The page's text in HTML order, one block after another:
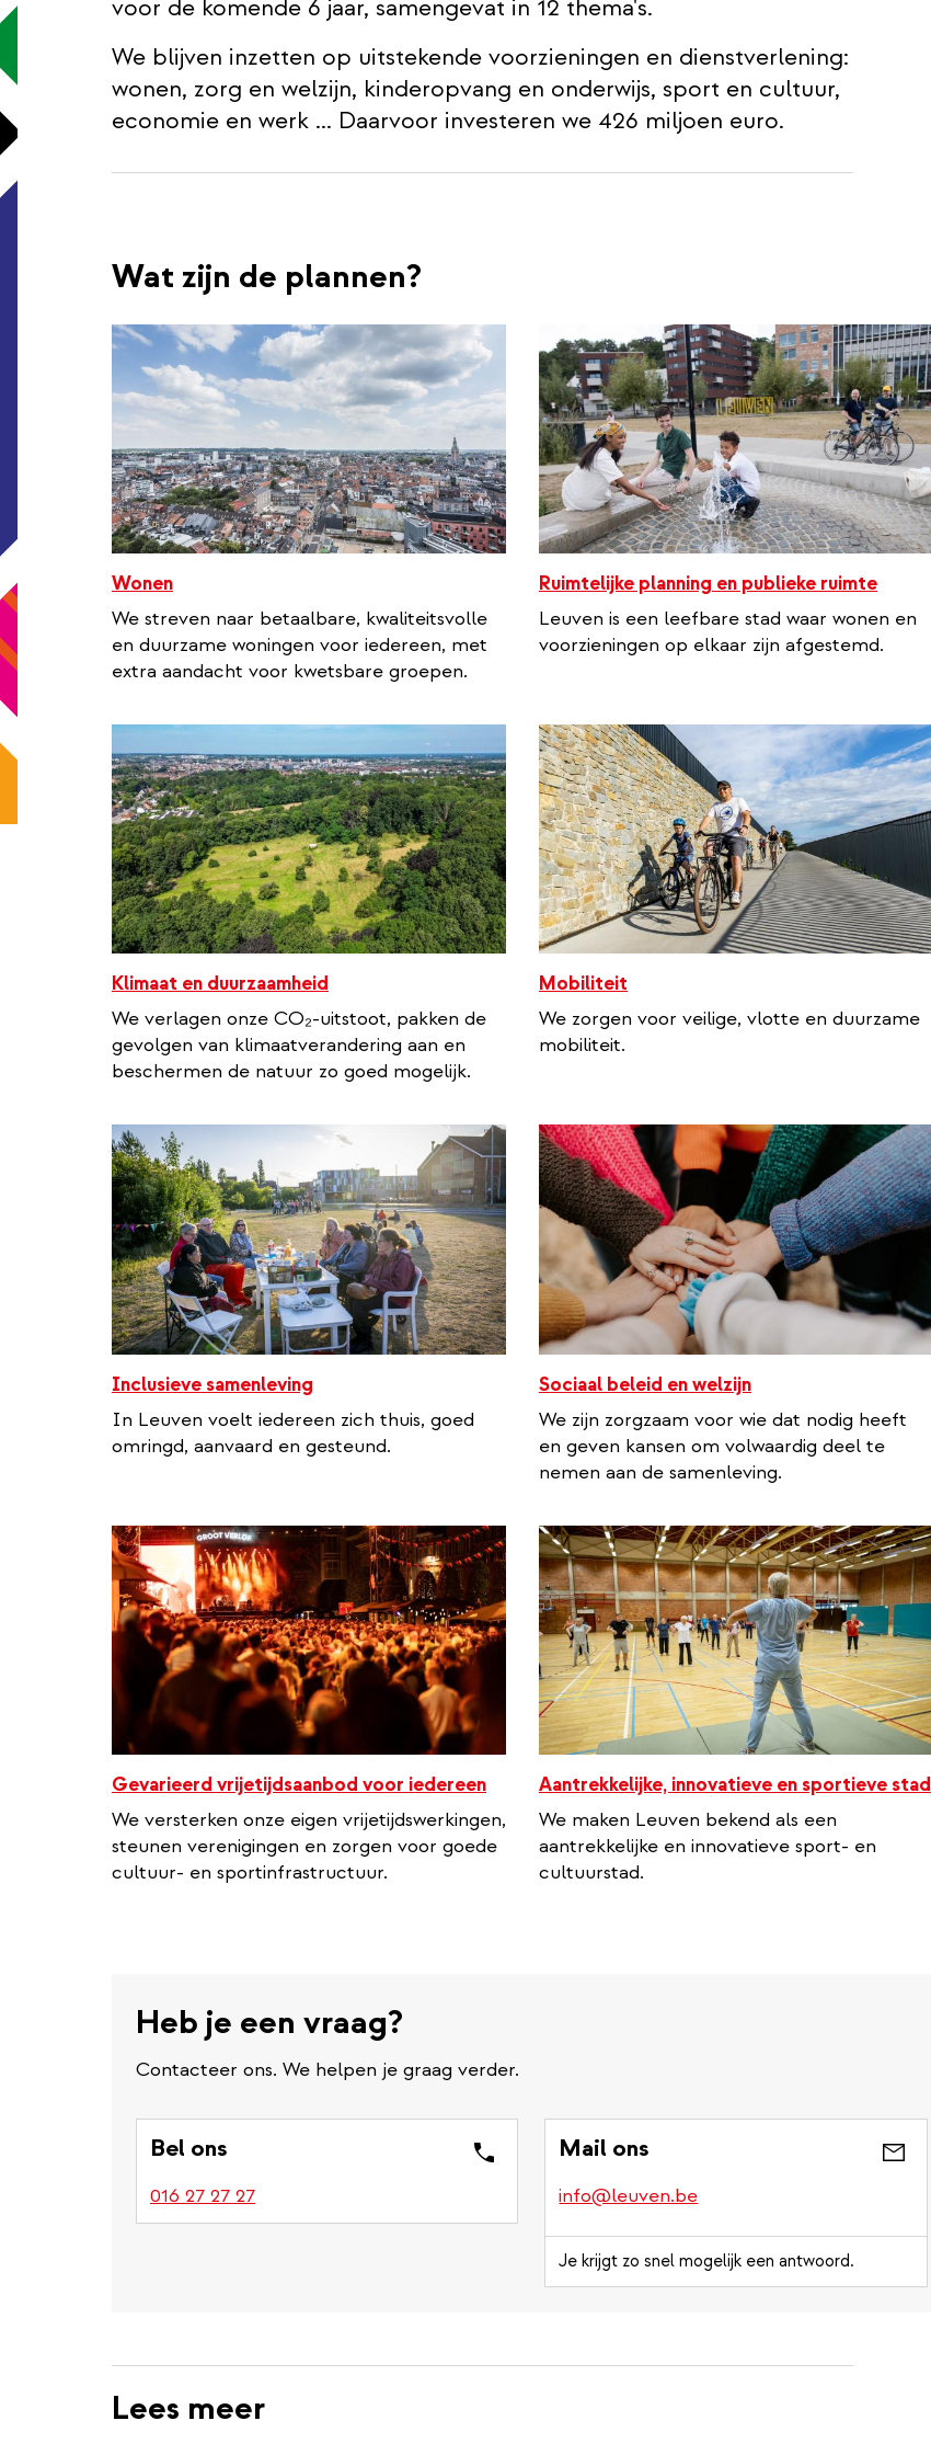
voor de komende 6 jaar, samengevat in 12 thema's.
We blijven inzetten op uitstekende voorzieningen en dienstverlening:
wonen, zorg en welzijn, kinderopvang en onderwijs, sport en cultuur,
economie en werk ... Daarvoor investeren we 426 miljoen euro.
Wat zijn de plannen?
Wonen
We streven naar betaalbare, kwaliteitsvolle
en duurzame woningen voor iedereen, met
extra aandacht voor kwetsbare groepen.
Ruimtelijke planning en publieke ruimte
Leuven is een leefbare stad waar wonen en
voorzieningen op elkaar zijn afgestemd.
Klimaat en duurzaamheid
We verlagen onze CO₂-uitstoot, pakken de
gevolgen van klimaatverandering aan en
beschermen de natuur zo goed mogelijk.
Mobiliteit
We zorgen voor veilige, vlotte en duurzame
mobiliteit.
Inclusieve samenleving
In Leuven voelt iedereen zich thuis, goed
omringd, aanvaard en gesteund.
Sociaal beleid en welzijn
We zijn zorgzaam voor wie dat nodig heeft
en geven kansen om volwaardig deel te
nemen aan de samenleving.
Gevarieerd vrijetijdsaanbod voor iedereen
We versterken onze eigen vrijetijdswerkingen,
steunen verenigingen en zorgen voor goede
cultuur- en sportinfrastructuur.
Aantrekkelijke, innovatieve en sportieve stad
We maken Leuven bekend als een
aantrekkelijke en innovatieve sport- en
cultuurstad.
Heb je een vraag?
Contacteer ons. We helpen je graag verder.
Bel ons
016 27 27 27
Mail ons
info@leuven.be
Je krijgt zo snel mogelijk een antwoord.
Lees meer